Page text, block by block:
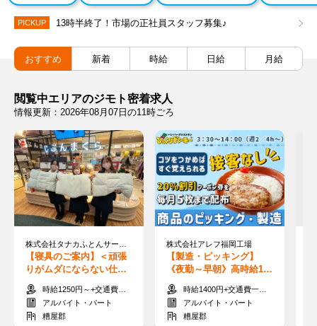
PICKUP 13時半終了！市場の正社員スタッフ募集♪
おすすめ 新着 時給 日給 月給
閲覧中エリアのジモト密着求人
情報更新：2026年08月07日の11時ごろ
【寝具のご案内】＜頑張
りがムダにならない仕
事、あります＞インセン
支給あり！知識不要★
時給1250円～+交通費支給
アルバイト・パート
糟屋郡
株式会社アレフ福岡工場
【製造・ピッキング】
《夜勤～早朝》高時給140
0円★びっくりドンキーの
製造工場で働こう！
時給1400円+交通費一部支給
アルバイト・パート
糟屋郡